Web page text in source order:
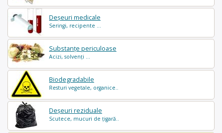
Deșeuri medicale
Seringi, recipente ...
Substanțe periculoase
Acizi, solvenți ...
Biodegradabile
Resturi vegetale, organice..
Deșeuri reziduale
Scutece, mucuri de țigară..